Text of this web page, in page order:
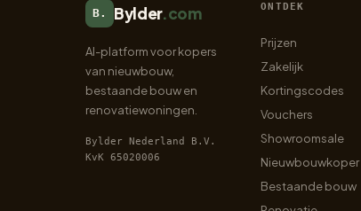
B. Bylder.com
AI-platform voor kopers
van nieuwbouw,
bestaande bouw en
renovatiewoningen.
Bylder Nederland B.V.
KvK 65020006
ONTDEK
Prijzen
Zakelijk
Kortingscodes
Vouchers
Showroomsale
Nieuwbouwkoper
Bestaande bouw